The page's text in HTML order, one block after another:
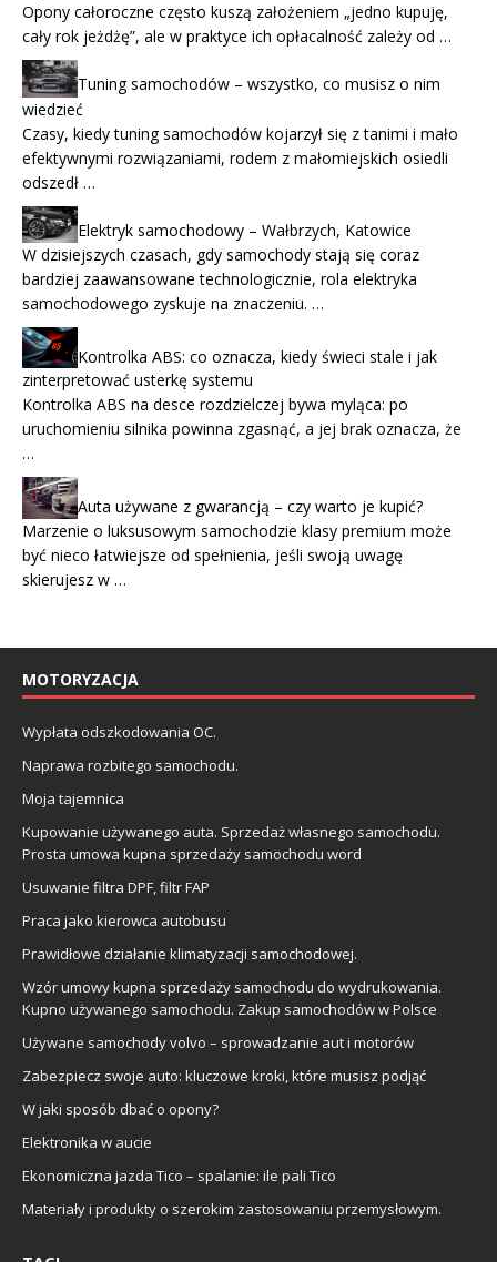
Opony całoroczne często kuszą założeniem „jedno kupuję,
cały rok jeżdżę”, ale w praktyce ich opłacalność zależy od …
Tuning samochodów – wszystko, co musisz o nim
wiedzieć
Czasy, kiedy tuning samochodów kojarzył się z tanimi i mało
efektywnymi rozwiązaniami, rodem z małomiejskich osiedli
odszedł …
Elektryk samochodowy – Wałbrzych, Katowice
W dzisiejszych czasach, gdy samochody stają się coraz
bardziej zaawansowane technologicznie, rola elektryka
samochodowego zyskuje na znaczeniu. …
Kontrolka ABS: co oznacza, kiedy świeci stale i jak
zinterpretować usterkę systemu
Kontrolka ABS na desce rozdzielczej bywa myląca: po
uruchomieniu silnika powinna zgasnąć, a jej brak oznacza, że
…
Auta używane z gwarancją – czy warto je kupić?
Marzenie o luksusowym samochodzie klasy premium może
być nieco łatwiejsze od spełnienia, jeśli swoją uwagę
skierujesz w …
MOTORYZACJA
Wypłata odszkodowania OC.
Naprawa rozbitego samochodu.
Moja tajemnica
Kupowanie używanego auta. Sprzedaż własnego samochodu.
Prosta umowa kupna sprzedaży samochodu word
Usuwanie filtra DPF, filtr FAP
Praca jako kierowca autobusu
Prawidłowe działanie klimatyzacji samochodowej.
Wzór umowy kupna sprzedaży samochodu do wydrukowania.
Kupno używanego samochodu. Zakup samochodów w Polsce
Używane samochody volvo – sprowadzanie aut i motorów
Zabezpiecz swoje auto: kluczowe kroki, które musisz podjąć
W jaki sposób dbać o opony?
Elektronika w aucie
Ekonomiczna jazda Tico – spalanie: ile pali Tico
Materiały i produkty o szerokim zastosowaniu przemysłowym.